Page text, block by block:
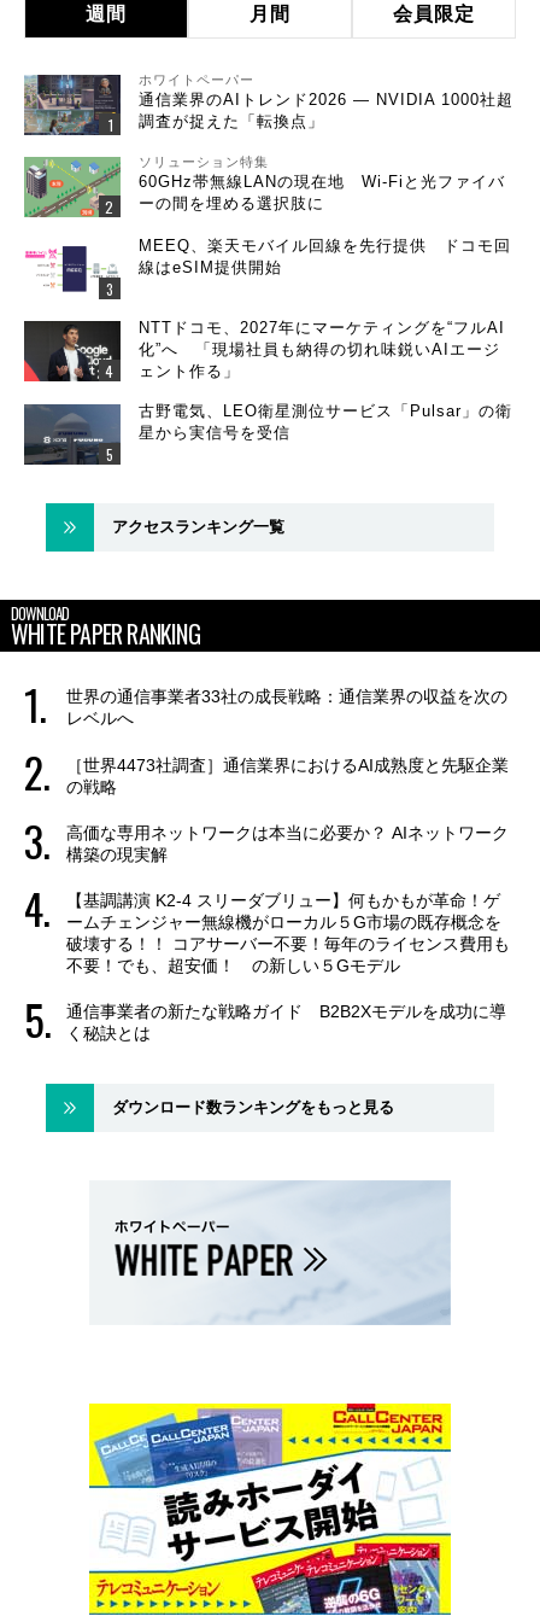
週間 月間 会員限定
ホワイトペーパー
通信業界のAIトレンド2026 ― NVIDIA 1000社超
調査が捉えた「転換点」
ソリューション特集
60GHz帯無線LANの現在地 Wi-Fiと光ファイバ
ーの間を埋める選択肢に
MEEQ、楽天モバイル回線を先行提供 ドコモ回
線はeSIM提供開始
NTTドコモ、2027年にマーケティングを“フルAI
化”へ 「現場社員も納得の切れ味鋭いAIエージ
ェント作る」
古野電気、LEO衛星測位サービス「Pulsar」の衛
星から実信号を受信
アクセスランキング一覧
DOWNLOAD
WHITE PAPER RANKING
世界の通信事業者33社の成長戦略：通信業界の収益を次の
レベルへ
［世界4473社調査］通信業界におけるAI成熟度と先駆企業
の戦略
高価な専用ネットワークは本当に必要か？ AIネットワーク
構築の現実解
【基調講演 K2-4 スリーダブリュー】何もかもが革命！ゲ
ームチェンジャー無線機がローカル５G市場の既存概念を
破壊する！！ コアサーバー不要！毎年のライセンス費用も
不要！でも、超安価！ の新しい５Gモデル
通信事業者の新たな戦略ガイド B2B2Xモデルを成功に導
く秘訣とは
ダウンロード数ランキングをもっと見る